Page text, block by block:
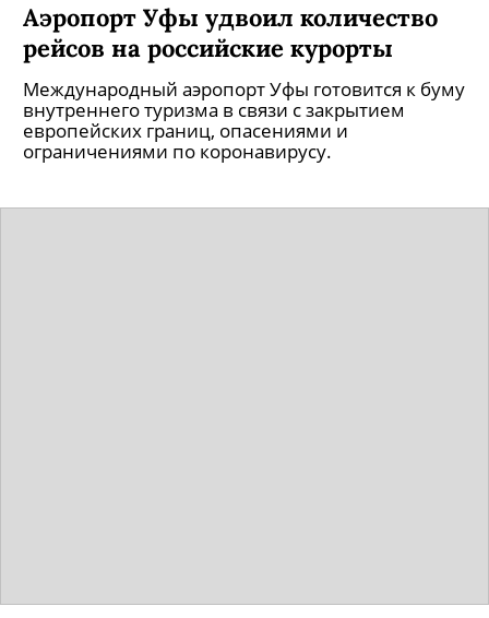
Аэропорт Уфы удвоил количество
рейсов на российские курорты
Международный аэропорт Уфы готовится к буму
внутреннего туризма в связи с закрытием
европейских границ, опасениями и
ограничениями по коронавирусу.